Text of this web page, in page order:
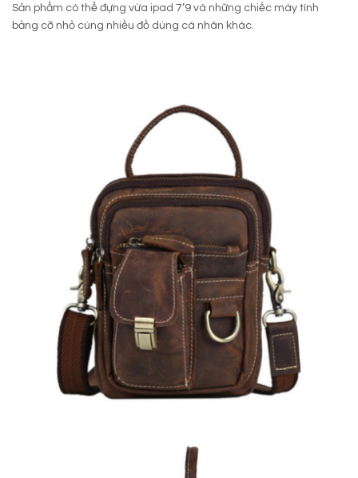
Sản phẩm có thể đựng vừa ipad 7’9 và những chiếc mày tính
bảng cỡ nhỏ cùng nhiều đồ dùng cá nhân khác.